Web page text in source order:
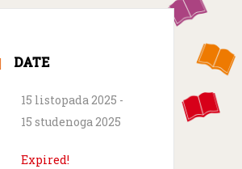
DATE
15 listopada 2025 -
15 studenoga 2025
Expired!